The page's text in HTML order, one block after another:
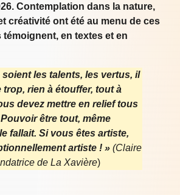
Contemplation dans la nature,
créativité ont été au menu de ces
témoignent, en textes et en
soient les talents, les vertus, il
trop, rien à étouffer, tout à
devez mettre en relief tous
être tout, même
fallait. Si vous êtes artiste,
artiste ! »(Claire
de La Xavière)